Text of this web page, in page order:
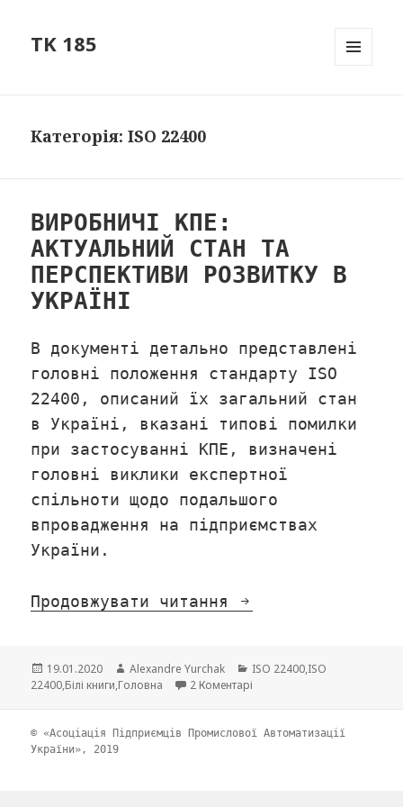
TK 185
Категорія: ISO 22400
ВИРОБНИЧІ КПЕ:
АКТУАЛЬНИЙ СТАН ТА
ПЕРСПЕКТИВИ РОЗВИТКУ В
УКРАЇНІ
В документі детально представлені
головні положення стандарту ISO
22400, описаний їх загальний стан
в Україні, вказані типові помилки
при застосуванні КПЕ, визначені
головні виклики експертної
спільноти щодо подальшого
впровадження на підприємствах
України.
Продовжувати читання ВИРОБНИЧІ КПЕ:
Опубліковано
19.01.2020 Автор
Alexandre Yurchak Категорії
ISO 22400,ISO
22400,Білі книги,Головна 2 Коментарі
© «Асоціація Підприємців Промислової Автоматизації
України», 2019